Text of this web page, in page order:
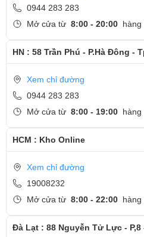
0944 283 283
Mở cửa từ 8:00 - 20:00 hàng
HN : 58 Trần Phú - P.Hà Đông -
Xem chỉ đường
0944 283 283
Mở cửa từ 8:00 - 19:00 hàng
HCM : Kho Online
Xem chỉ đường
19008232
Mở cửa từ 8:00 - 22:00 hàng
Đà Lạt : 88 Nguyễn Tử Lực - P,8